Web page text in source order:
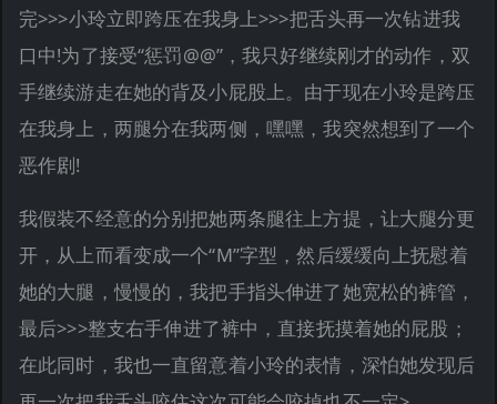
完>>>小玲立即跨压在我身上>>>把舌头再一次钻进我
口中!为了接受“惩罚@@”，我只好继续刚才的动作，双
手继续游走在她的背及小屁股上。由于现在小玲是跨压
在我身上，两腿分在我两侧，嘿嘿，我突然想到了一个
恶作剧!
我假装不经意的分别把她两条腿往上方提，让大腿分更
开，从上而看变成一个“M”字型，然后缓缓向上抚慰着
她的大腿，慢慢的，我把手指头伸进了她宽松的裤管，
最后>>>整支右手伸进了裤中，直接抚摸着她的屁股；
在此同时，我也一直留意着小玲的表情，深怕她发现后